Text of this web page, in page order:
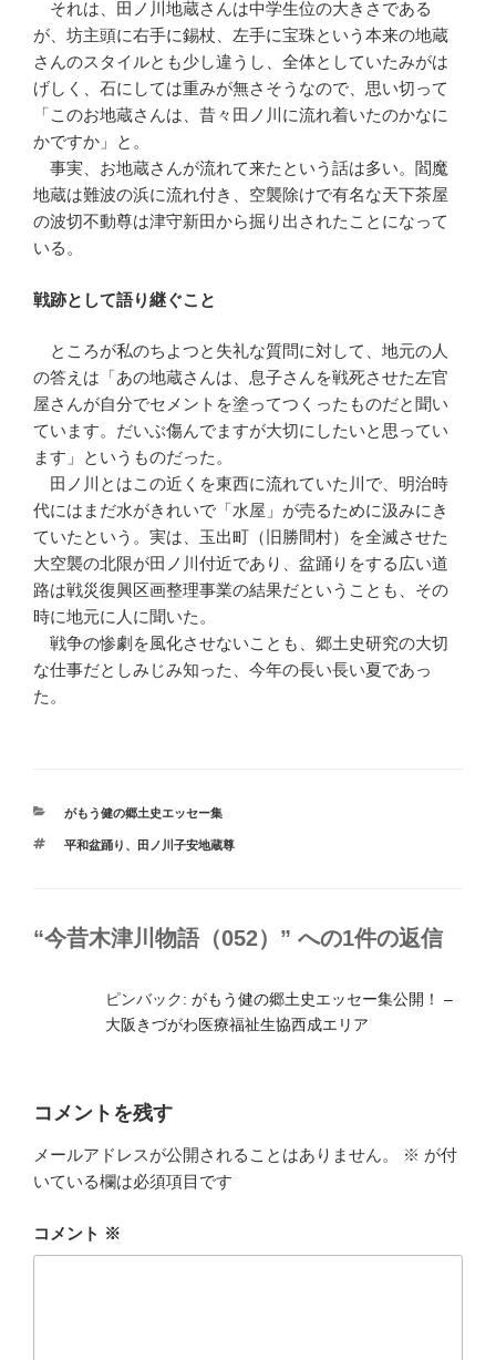
それは、田ノ川地蔵さんは中学生位の大きさである
が、坊主頭に右手に錫杖、左手に宝珠という本来の地蔵
さんのスタイルとも少し違うし、全体としていたみがは
げしく、石にしては重みが無さそうなので、思い切って
「このお地蔵さんは、昔々田ノ川に流れ着いたのかなに
かですか」と。
事実、お地蔵さんが流れて来たという話は多い。閻魔
地蔵は難波の浜に流れ付き、空襲除けで有名な天下茶屋
の波切不動尊は津守新田から掘り出されたことになって
いる。
戦跡として語り継ぐこと
ところが私のちよつと失礼な質問に対して、地元の人
の答えは「あの地蔵さんは、息子さんを戦死させた左官
屋さんが自分でセメントを塗ってつくったものだと聞い
ています。だいぶ傷んでますが大切にしたいと思ってい
ます」というものだった。
田ノ川とはこの近くを東西に流れていた川で、明治時
代にはまだ水がきれいで「水屋」が売るために汲みにき
ていたという。実は、玉出町（旧勝間村）を全滅させた
大空襲の北限が田ノ川付近であり、盆踊りをする広い道
路は戦災復興区画整理事業の結果だということも、その
時に地元に人に聞いた。
戦争の惨劇を風化させないことも、郷土史研究の大切
な仕事だとしみじみ知った、今年の長い長い夏であっ
た。
カ
ゴ
がもう健の郷土史エッセー集
タ
平和盆踊り 、 田ノ川子安地蔵尊
“今昔木津川物語（052）” への1件の返信
ピンバック: がもう健の郷土史エッセー集公開！ –
大阪きづがわ医療福祉生協西成エリア
コメントを残す
メールアドレスが公開されることはありません。 ※ が付
いている欄は必須項目です
コメント ※